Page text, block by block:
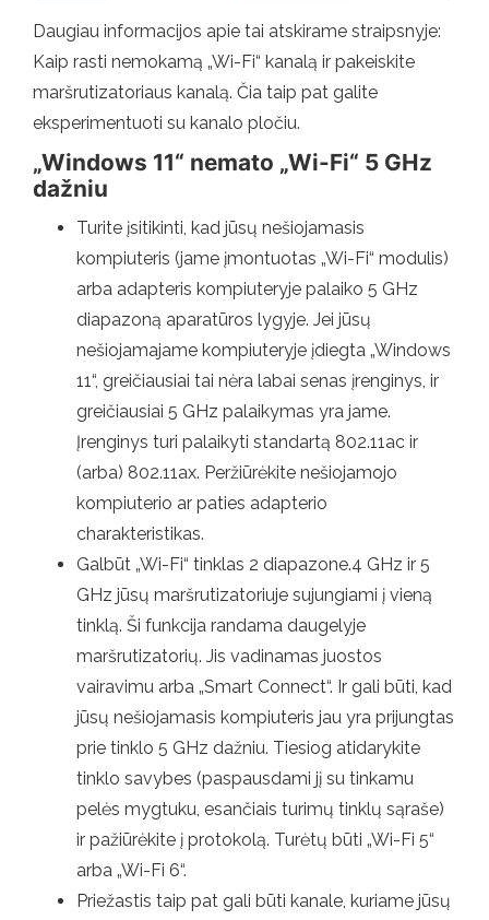
Daugiau informacijos apie tai atskirame straipsnyje:
Kaip rasti nemokamą „Wi-Fi“ kanalą ir pakeiskite
maršrutizatoriaus kanalą. Čia taip pat galite
eksperimentuoti su kanalo pločiu.
„Windows 11“ nemato „Wi-Fi“ 5 GHz
dažniu
Turite įsitikinti, kad jūsų nešiojamasis
kompiuteris (jame įmontuotas „Wi-Fi“ modulis)
arba adapteris kompiuteryje palaiko 5 GHz
diapazoną aparatūros lygyje. Jei jūsų
nešiojamajame kompiuteryje įdiegta „Windows
11“, greičiausiai tai nėra labai senas įrenginys, ir
greičiausiai 5 GHz palaikymas yra jame.
Įrenginys turi palaikyti standartą 802.11ac ir
(arba) 802.11ax. Peržiūrėkite nešiojamojo
kompiuterio ar paties adapterio
charakteristikas.
Galbūt „Wi-Fi“ tinklas 2 diapazone.4 GHz ir 5
GHz jūsų maršrutizatoriuje sujungiami į vieną
tinklą. Ši funkcija randama daugelyje
maršrutizatorių. Jis vadinamas juostos
vairavimu arba „Smart Connect“. Ir gali būti, kad
jūsų nešiojamasis kompiuteris jau yra prijungtas
prie tinklo 5 GHz dažniu. Tiesiog atidarykite
tinklo savybes (paspausdami jį su tinkamu
pelės mygtuku, esančiais turimų tinklų sąraše)
ir pažiūrėkite į protokolą. Turėtų būti „Wi-Fi 5“
arba „Wi-Fi 6“.
Priežastis taip pat gali būti kanale, kuriame jūsų